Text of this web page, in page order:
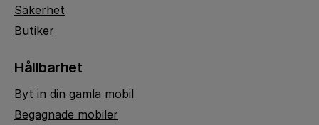
Säkerhet
Butiker
Hållbarhet
Byt in din gamla mobil
Begagnade mobiler